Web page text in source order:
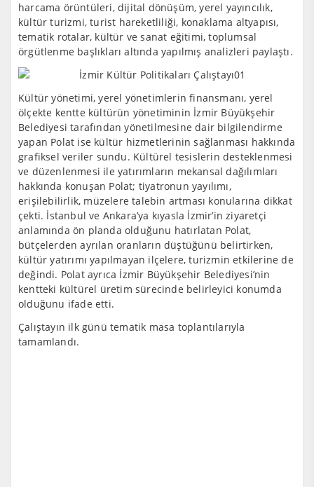
harcama örüntüleri, dijital dönüşüm, yerel yayıncılık,
kültür turizmi, turist hareketliliği, konaklama altyapısı,
tematik rotalar, kültür ve sanat eğitimi, toplumsal
örgütlenme başlıkları altında yapılmış analizleri paylaştı.
Kültür yönetimi, yerel yönetimlerin finansmanı, yerel
ölçekte kentte kültürün yönetiminin İzmir Büyükşehir
Belediyesi tarafından yönetilmesine dair bilgilendirme
yapan Polat ise kültür hizmetlerinin sağlanması hakkında
grafiksel veriler sundu. Kültürel tesislerin desteklenmesi
ve düzenlenmesi ile yatırımların mekansal dağılımları
hakkında konuşan Polat; tiyatronun yayılımı,
erişilebilirlik, müzelere talebin artması konularına dikkat
çekti. İstanbul ve Ankara’ya kıyasla İzmir’in ziyaretçi
anlamında ön planda olduğunu hatırlatan Polat,
bütçelerden ayrılan oranların düştüğünü belirtirken,
kültür yatırımı yapılmayan ilçelere, turizmin etkilerine de
değindi. Polat ayrıca İzmir Büyükşehir Belediyesi’nin
kentteki kültürel üretim sürecinde belirleyici konumda
olduğunu ifade etti.
Çalıştayın ilk günü tematik masa toplantılarıyla
tamamlandı.